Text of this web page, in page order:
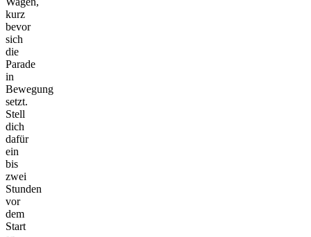
kurz
bevor
sich
die
Parade
in
Bewegung
setzt.
Stell
dich
dafür
ein
bis
zwei
Stunden
vor
dem
Start